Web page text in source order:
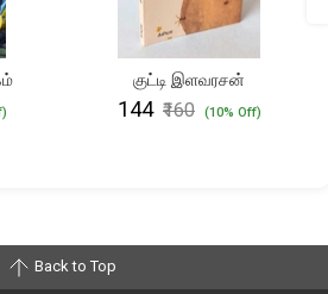
குட்டி இளவரசன்
₹144 ₹160 (10% Off)
Back to Top